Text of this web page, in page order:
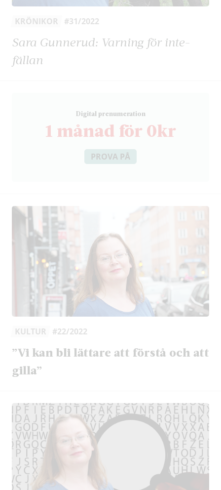
KRÖNIKOR #31/2022
Sara Gunnerud: Varning för inte-
fällan
Digital prenumeration
1 månad för 0kr
PROVA PÅ
KULTUR #22/2022
”Vi kan bli lättare att förstå och att
gilla”